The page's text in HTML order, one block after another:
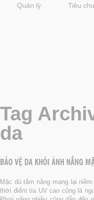
Quản lý Tiêu
Tag
da
BẢO VỆ DA KHỎI ÁNH NẮNG
Mặc dù tắm nắng mang lại
thời điểm tia UV cao cũng là